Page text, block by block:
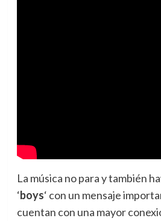
La música no para y también
‘boys‘ con un mensaje
cuentan con una mayor